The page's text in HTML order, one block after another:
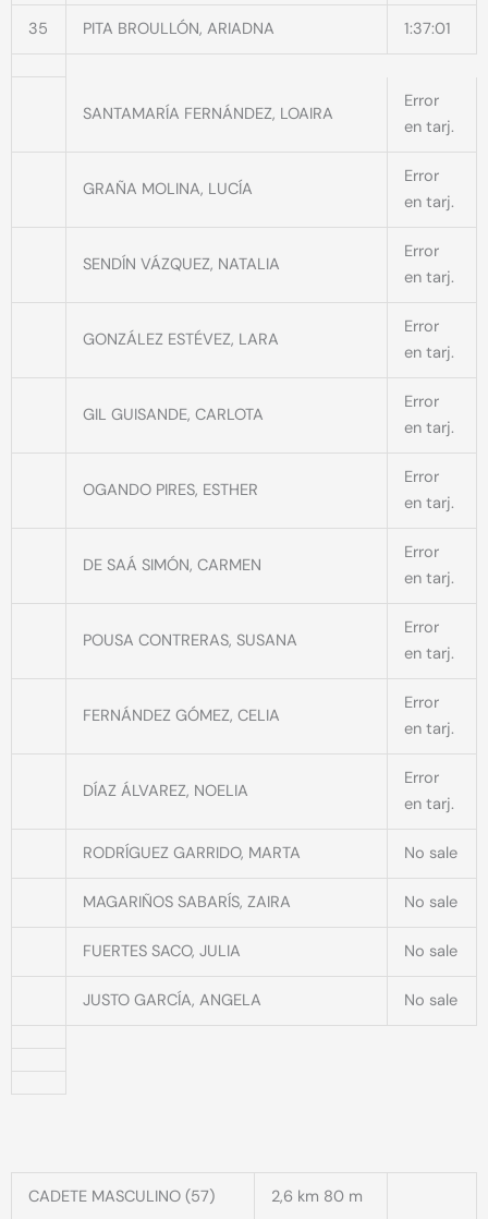
35 PITA BROULLÓN, ARIADNA 1:37:01
SANTAMARÍA FERNÁNDEZ, LOAIRA
Error
en tarj.
GRAÑA MOLINA, LUCÍA
Error
en tarj.
SENDÍN VÁZQUEZ, NATALIA
Error
en tarj.
GONZÁLEZ ESTÉVEZ, LARA
Error
en tarj.
GIL GUISANDE, CARLOTA
Error
en tarj.
OGANDO PIRES, ESTHER
Error
en tarj.
DE SAÁ SIMÓN, CARMEN
Error
en tarj.
POUSA CONTRERAS, SUSANA
Error
en tarj.
FERNÁNDEZ GÓMEZ, CELIA
Error
en tarj.
DÍAZ ÁLVAREZ, NOELIA
Error
en tarj.
RODRÍGUEZ GARRIDO, MARTA No sale
MAGARIÑOS SABARÍS, ZAIRA No sale
FUERTES SACO, JULIA No sale
JUSTO GARCÍA, ANGELA No sale
CADETE MASCULINO (57) 2,6 km 80 m